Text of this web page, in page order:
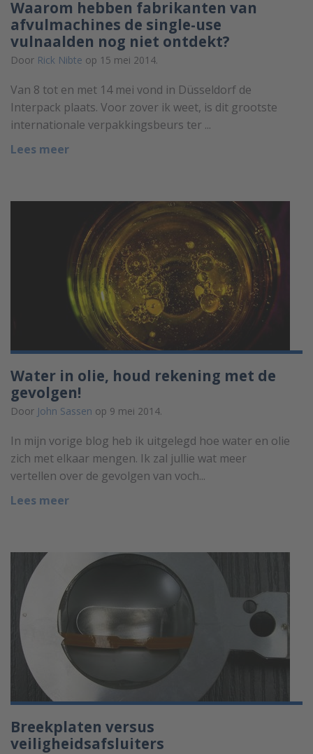
Waarom hebben fabrikanten van
afvulmachines de single-use
vulnaalden nog niet ontdekt?
Door Rick Nibte op 15 mei 2014.
Van 8 tot en met 14 mei vond in Düsseldorf de
Interpack plaats. Voor zover ik weet, is dit grootste
internationale verpakkingsbeurs ter ...
Lees meer
Water in olie, houd rekening met de
gevolgen!
Door John Sassen op 9 mei 2014.
In mijn vorige blog heb ik uitgelegd hoe water en olie
zich met elkaar mengen. Ik zal jullie wat meer
vertellen over de gevolgen van voch...
Lees meer
Breekplaten versus
veiligheidsafsluiters